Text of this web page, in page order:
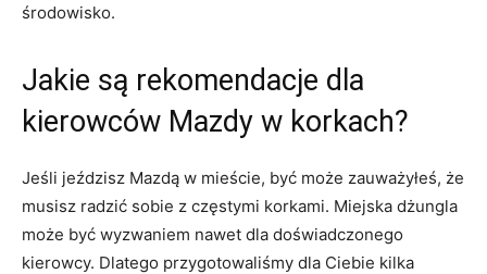
środowisko.
Jakie są rekomendacje dla
kierowców Mazdy w korkach?
Jeśli jeździsz Mazdą w mieście, ‌być może ⁣zauważyłeś,⁣ że
‍musisz ‌radzić sobie z częstymi korkami. Miejska‌ dżungla
może być wyzwaniem nawet dla doświadczonego
kierowcy. Dlatego przygotowaliśmy dla Ciebie kilka